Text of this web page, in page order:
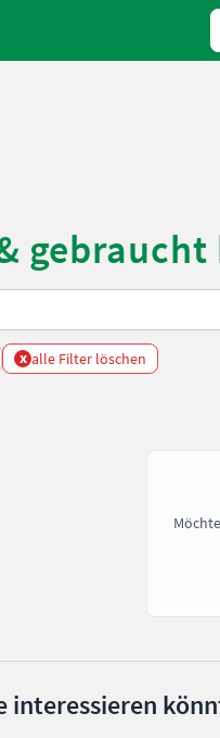
gebraucht
x alle Filter löschen
interessieren